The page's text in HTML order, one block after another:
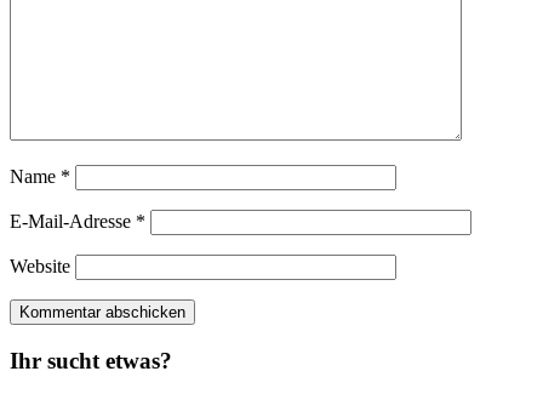
Name *
E-Mail-Adresse *
Website
Ihr sucht etwas?